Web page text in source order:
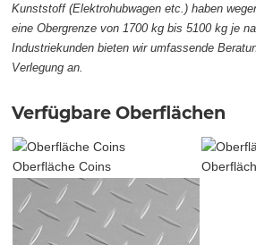
Kunststoff (Elektrohubwagen etc.) haben
eine Obergrenze von 1700 kg bis 5100 kg je
Industriekunden bieten wir umfassende
Verlegung an.
Verfügbare Oberflächen
Oberfläche Coins